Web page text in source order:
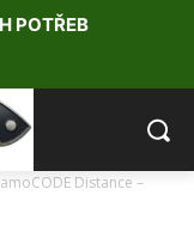
Distance –
POTŘEB